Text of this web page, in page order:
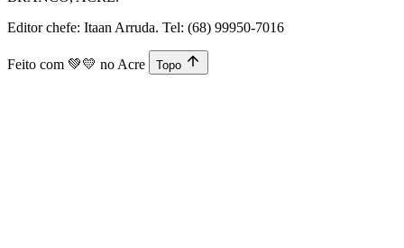
Editor chefe: Itaan Arruda. Tel: (68) 99950-7016
Feito com 💚💛 no Acre Topo